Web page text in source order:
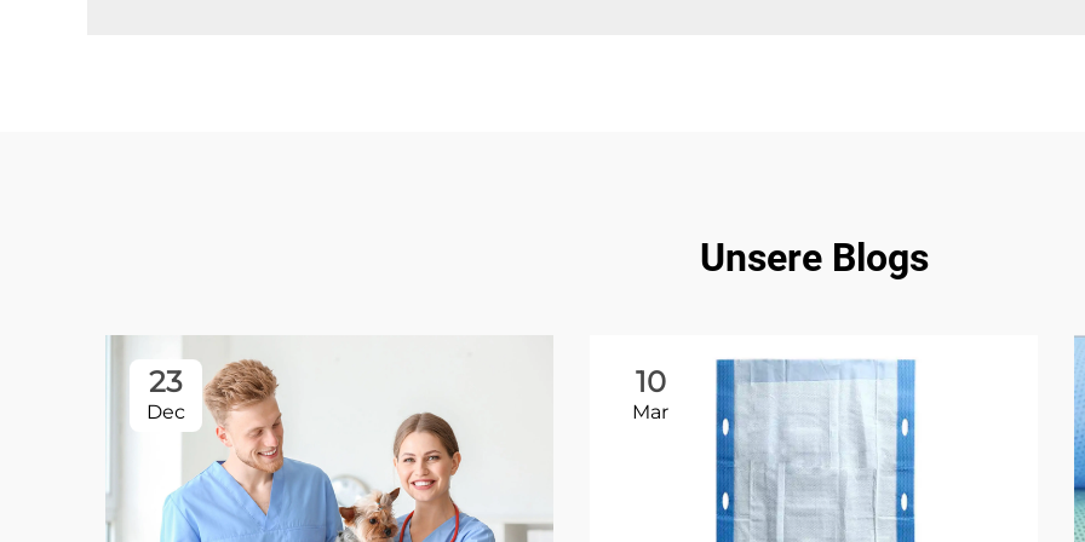
Unsere Blogs
23
Dec
10
Mar